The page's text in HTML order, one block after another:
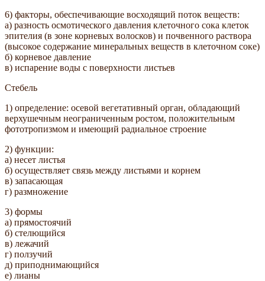
6) факторы, обеспечивающие восходящий поток веществ:
а) разность осмотического давления клеточного сока клеток
эпителия (в зоне корневых волосков) и почвенного раствора
(высокое содержание минеральных веществ в клеточном соке)
б) корневое давление
в) испарение воды с поверхности листьев
Стебель
1) определение: осевой вегетативный орган, обладающий
верхушечным неограниченным ростом, положительным
фототропизмом и имеющий радиальное строение
2) функции:
а) несет листья
б) осуществляет связь между листьями и корнем
в) запасающая
г) размножение
3) формы
а) прямостоячий
б) стелющийся
в) лежачий
г) ползучий
д) приподнимающийся
е) лианы